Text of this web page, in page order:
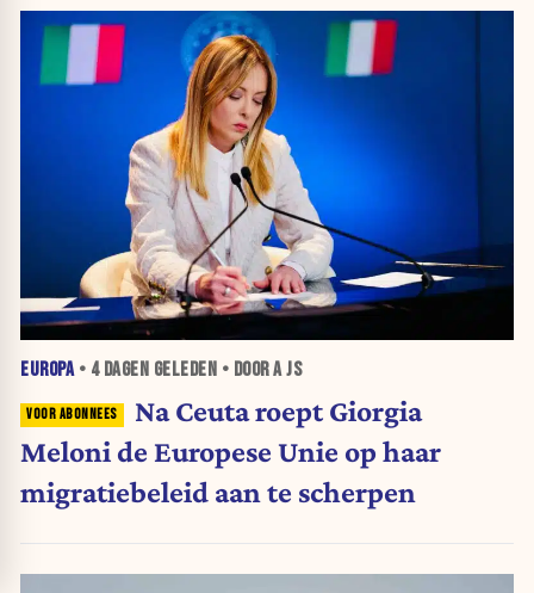
EUROPA• 4 DAGEN GELEDEN • DOOR A JS
Na Ceuta roept Giorgia
Meloni de Europese Unie op haar
migratiebeleid aan te scherpen